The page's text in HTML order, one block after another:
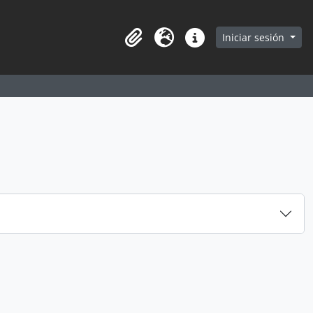
in browse page
Portapapeles
Idioma Enlaces rápidos
Iniciar sesión